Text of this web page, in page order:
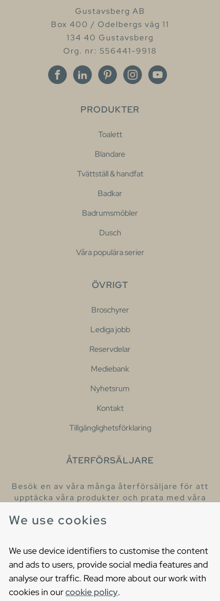
We use cookies
We use device identifiers to customise the content
and ads to users, provide social media features and
analyse our traffic. Read more about our work with
cookies in ourcookie policy.
Gustavsberg AB
Box 400 / Odelbergs väg 11
134 40 Gustavsberg
Org. nr: 556441-9918
PRODUKTER
Toalett
Blandare
Tvättställ & handfat
Badkar
Badrumsmöbler
Dusch
Våra populära serier
ÖVRIGT
Broschyrer
Lediga jobb
Reservdelar
Mediebank
Nyhetsrum
Kontakt
Tillgänglighetsförklaring
ÅTERFÖRSÄLJARE
Besök en av våra många återförsäljare för att
upptäcka våra produkter och prata med våra